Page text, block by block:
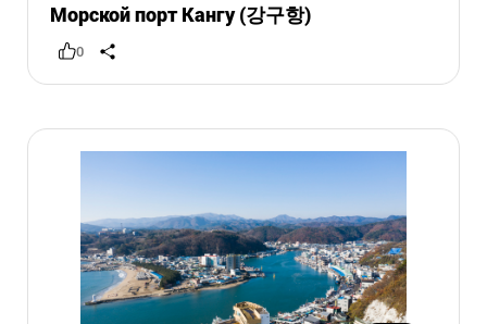
Морской порт Кангу (강구항)
0